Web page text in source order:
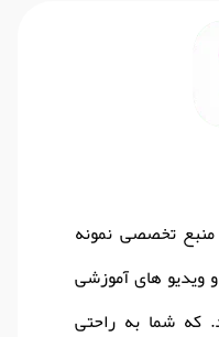
تخصصی نمونه
ویدیو های آموزشی
که شما به راحتی